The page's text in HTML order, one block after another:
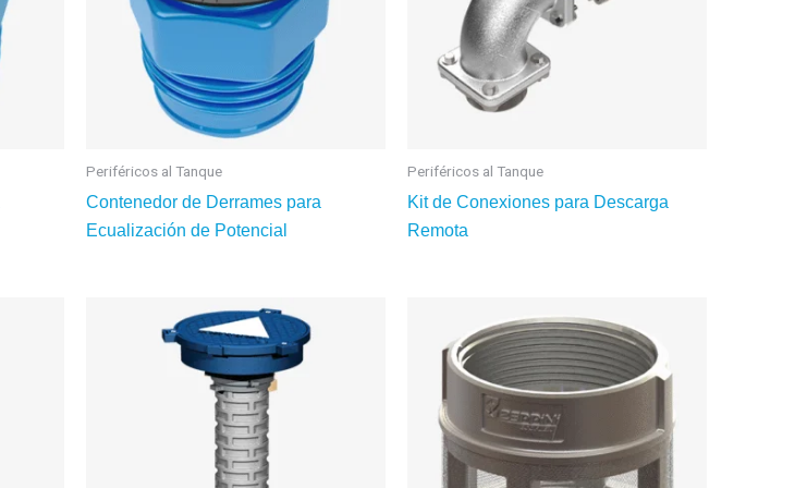
Periféricos al Tanque
Contenedor de Derrames para
Ecualización de Potencial
Periféricos al Tanque
Kit de Conexiones para Descarga
Remota